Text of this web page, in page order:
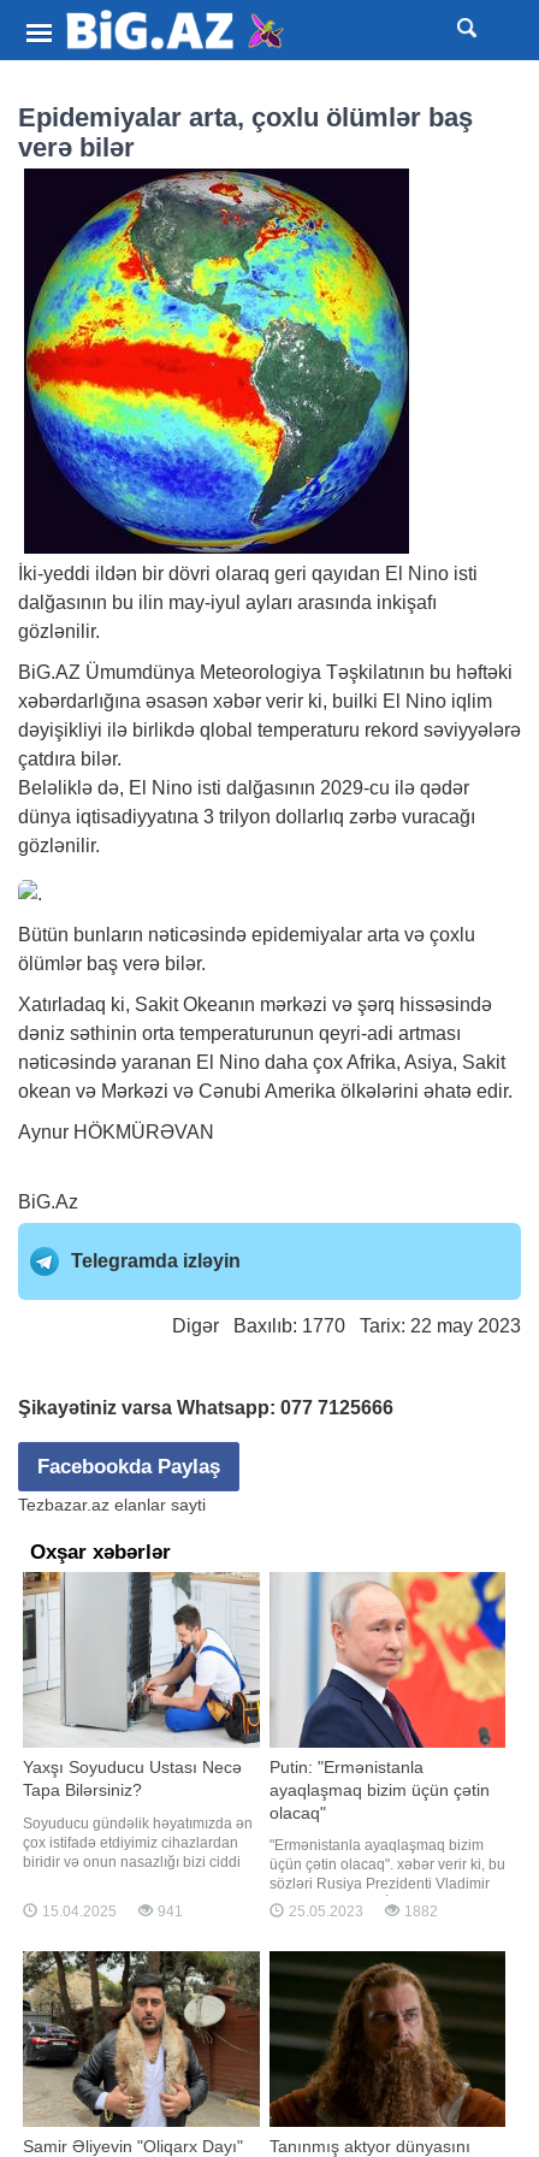
Epidemiyalar arta, çoxlu ölümlər baş
verə bilər
İki-yeddi ildən bir dövri olaraq geri qayıdan El Nino isti
dalğasının bu ilin may-iyul ayları arasında inkişafı
gözlənilir.
BiG.AZ Ümumdünya Meteorologiya Təşkilatının bu həftəki
xəbərdarlığına əsasən xəbər verir ki, builki El Nino iqlim
dəyişikliyi ilə birlikdə qlobal temperaturu rekord səviyyələrə
çatdıra bilər.
Beləliklə də, El Nino isti dalğasının 2029-cu ilə qədər
dünya iqtisadiyyatına 3 trilyon dollarlıq zərbə vuracağı
gözlənilir.
Bütün bunların nəticəsində epidemiyalar arta və çoxlu
ölümlər baş verə bilər.
Xatırladaq ki, Sakit Okeanın mərkəzi və şərq hissəsində
dəniz səthinin orta temperaturunun qeyri-adi artması
nəticəsində yaranan El Nino daha çox Afrika, Asiya, Sakit
okean və Mərkəzi və Cənubi Amerika ölkələrini əhatə edir.
Aynur HÖKMÜRƏVAN
BiG.Az
Telegramda izləyin
Digər Baxılıb: 1770 Tarix: 22 may 2023
Şikayətiniz varsa Whatsapp: 077 7125666
Facebookda Paylaş
Tezbazar.az elanlar sayti
Oxşar xəbərlər
Yaxşı Soyuducu Ustası Necə
Tapa Bilərsiniz?
Soyuducu gündəlik həyatımızda ən
çox istifadə etdiyimiz cihazlardan
biridir və onun nasazlığı bizi ciddi
aylarında soyuducunun işləməməsi
ərzaqların xarab olmasına, maliyyə
görə də yaxşı və peşəkar Soyuducu
ustası tapmaq çox vacibdir
15.04.2025 941
Putin: "Ermənistanla
ayaqlaşmaq bizim üçün çətin
olacaq"
"Ermənistanla ayaqlaşmaq bizim
üçün çətin olacaq". xəbər verir ki, bu
sözləri Rusiya Prezidenti Vladimir
Putin Ali Avrasiya İqtisadi Şurasının
iclasında deyib. O, Ermənistanın
halda olmasına özünəməxsus
şəkildə işarə edərək bildirib:. "Çətin
ki, Ermənistan
25.05.2023 1882
Samir Əliyevin "Oliqarx Dayı" Tanınmış aktyor dünyasını